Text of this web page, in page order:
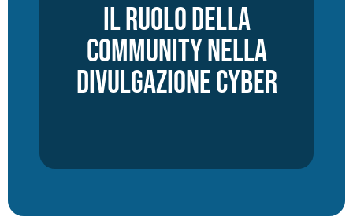
Il ruolo della
community nella
divulgazione cyber